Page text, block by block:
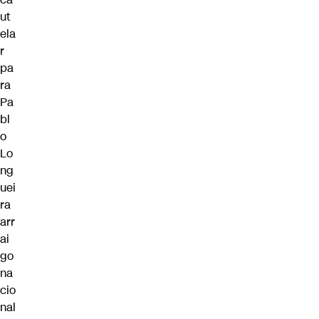
ut
ela
r
pa
ra
Pa
bl
o
Lo
ng
uei
ra
arr
ai
go
na
cio
nal